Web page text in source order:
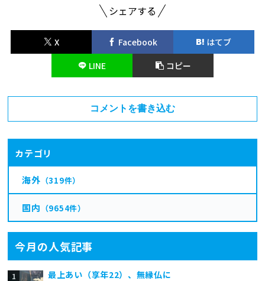
シェアする
X Facebook
はてブ
LINE
コピー
コメントを書き込む
カテゴリ
海外 （319件）
国内 （9654件）
今月の人気記事
最上あい（享年22）、無縁仏に